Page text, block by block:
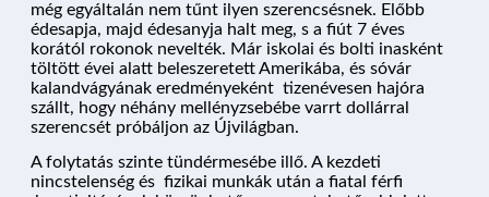
még egyáltalán nem tűnt ilyen szerencsésnek. Előbb
édesapja, majd édesanyja halt meg, s a fiút 7 éves
korától rokonok nevelték. Már iskolai és bolti inasként
töltött évei alatt beleszeretett Amerikába, és sóvár
kalandvágyának eredményeként tizenévesen hajóra
szállt, hogy néhány mellényzsebébe varrt dollárral
szerencsét próbáljon az Újvilágban.
A folytatás szinte tündérmesébe illő. A kezdeti
nincstelenség és fizikai munkák után a fiatal férfi